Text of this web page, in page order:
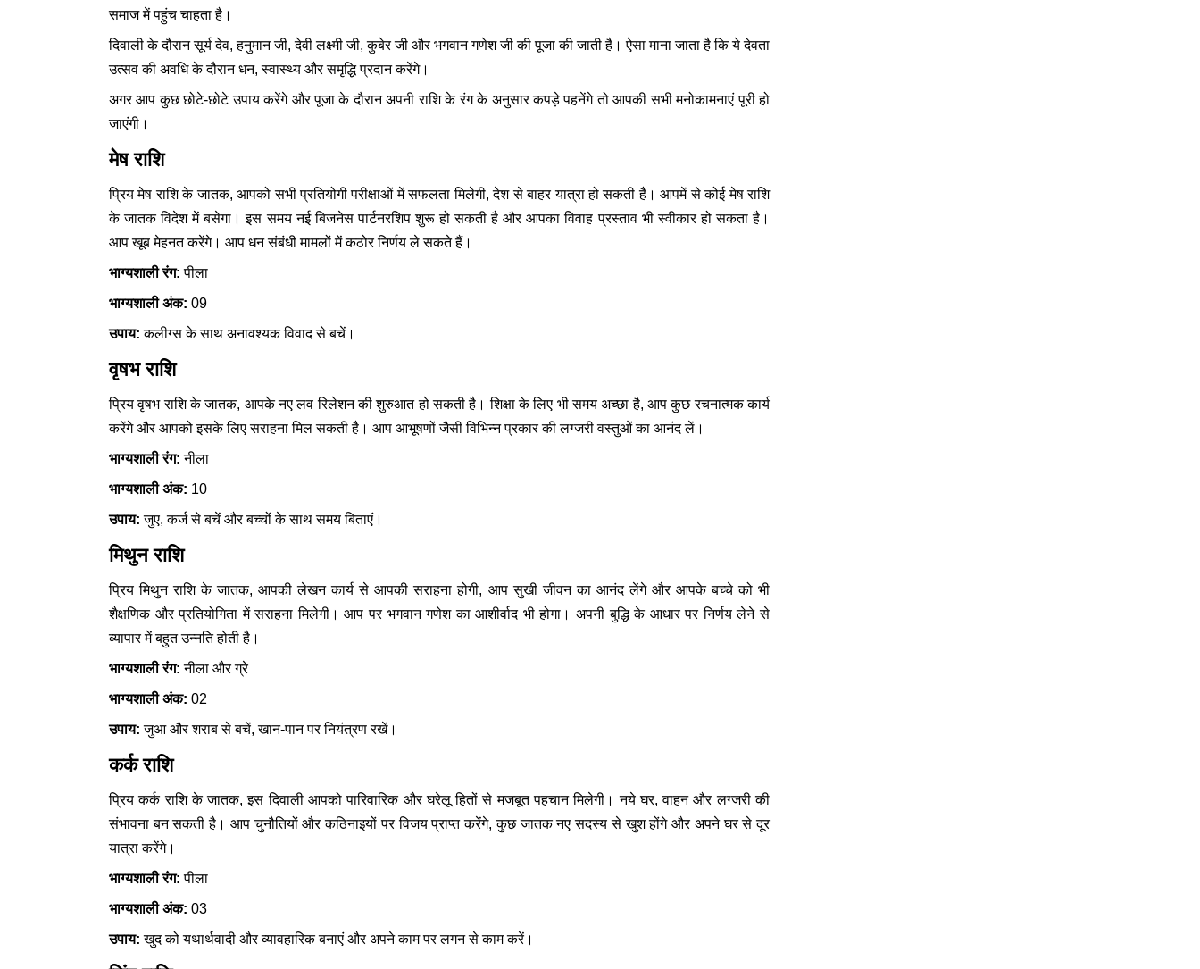
समाज में पहुंच चाहता है।
दिवाली के दौरान सूर्य देव, हनुमान जी, देवी लक्ष्मी जी, कुबेर जी और भगवान गणेश जी की पूजा की जाती है। ऐसा माना जाता है कि ये देवता
उत्सव की अवधि के दौरान धन, स्वास्थ्य और समृद्धि प्रदान करेंगे।
अगर आप कुछ छोटे-छोटे उपाय करेंगे और पूजा के दौरान अपनी राशि के रंग के अनुसार कपड़े पहनेंगे तो आपकी सभी मनोकामनाएं पूरी हो
जाएंगी।
मेष राशि
प्रिय मेष राशि के जातक, आपको सभी प्रतियोगी परीक्षाओं में सफलता मिलेगी, देश से बाहर यात्रा हो सकती है। आपमें से कोई मेष राशि
के जातक विदेश में बसेगा। इस समय नई बिजनेस पार्टनरशिप शुरू हो सकती है और आपका विवाह प्रस्ताव भी स्वीकार हो सकता है।
आप खूब मेहनत करेंगे। आप धन संबंधी मामलों में कठोर निर्णय ले सकते हैं।
भाग्यशाली रंग: पीला
भाग्यशाली अंक: 09
उपाय: कलीग्स के साथ अनावश्यक विवाद से बचें।
वृषभ राशि
प्रिय वृषभ राशि के जातक, आपके नए लव रिलेशन की शुरुआत हो सकती है। शिक्षा के लिए भी समय अच्छा है, आप कुछ रचनात्मक कार्य
करेंगे और आपको इसके लिए सराहना मिल सकती है। आप आभूषणों जैसी विभिन्न प्रकार की लग्जरी वस्तुओं का आनंद लें।
भाग्यशाली रंग: नीला
भाग्यशाली अंक: 10
उपाय: जुए, कर्ज से बचें और बच्चों के साथ समय बिताएं।
मिथुन राशि
प्रिय मिथुन राशि के जातक, आपकी लेखन कार्य से आपकी सराहना होगी, आप सुखी जीवन का आनंद लेंगे और आपके बच्चे को भी
शैक्षणिक और प्रतियोगिता में सराहना मिलेगी। आप पर भगवान गणेश का आशीर्वाद भी होगा। अपनी बुद्धि के आधार पर निर्णय लेने से
व्यापार में बहुत उन्नति होती है।
भाग्यशाली रंग:नीला और ग्रे
भाग्यशाली अंक: 02
उपाय: जुआ और शराब से बचें, खान-पान पर नियंत्रण रखें।
कर्क राशि
प्रिय कर्क राशि के जातक, इस दिवाली आपको पारिवारिक और घरेलू हितों से मजबूत पहचान मिलेगी। नये घर, वाहन और लग्जरी की
संभावना बन सकती है। आप चुनौतियों और कठिनाइयों पर विजय प्राप्त करेंगे, कुछ जातक नए सदस्य से खुश होंगे और अपने घर से दूर
यात्रा करेंगे।
भाग्यशाली रंग: पीला
भाग्यशाली अंक: 03
उपाय:खुद को यथार्थवादी और व्यावहारिक बनाएं और अपने काम पर लगन से काम करें।